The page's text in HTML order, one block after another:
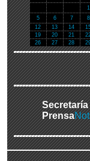
1
5
6 7 8
12
13 14
19
20 21
26
27 28
Secretaría
Prensa